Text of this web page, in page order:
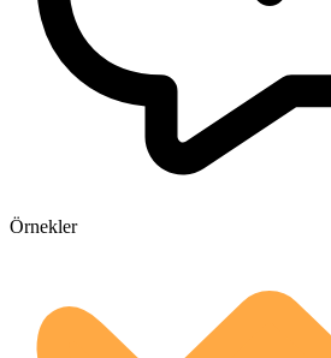
Örnekler